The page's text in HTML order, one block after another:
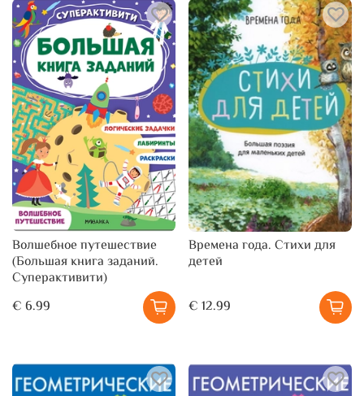
Волшебное путешествие
(Большая книга заданий.
Суперактивити)
€ 6.99
Времена года. Стихи для
детей
€ 12.99